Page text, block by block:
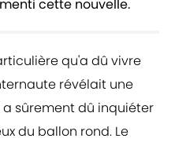
cette nouvelle.
qu'a dû vivre
révélait une
sûrement dû inquiéter
du ballon rond. Le